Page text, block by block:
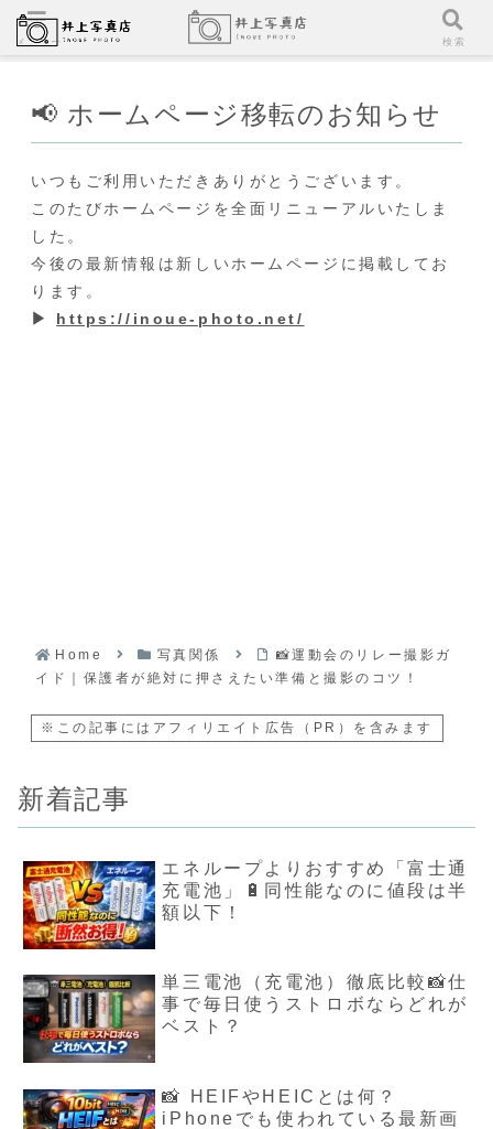
📢 ホームページ移転のお知らせ
いつもご利用いただきありがとうございます。
このたびホームページを全面リニューアルいたしま
した。
今後の最新情報は新しいホームページに掲載してお
ります。
▶ https://inoue-photo.net/
Home 写真関係
📸運動会のリレー撮影ガ
イド｜保護者が絶対に押さえたい準備と撮影のコツ！
※この記事にはアフィリエイト広告（PR）を含みます
新着記事
エネループよりおすすめ「富士通
充電池」🔋同性能なのに値段は半
額以下！
単三電池（充電池）徹底比較📸仕
事で毎日使うストロボならどれが
ベスト？
📸 HEIFやHEICとは何？
iPhoneでも使われている最新画
メニュー 検索